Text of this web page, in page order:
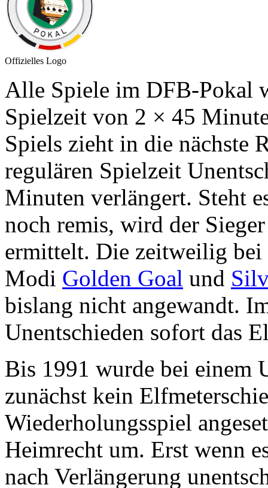
Offizielles Logo
Alle Spiele im DFB-Pokal
Spielzeit von 2 × 45
Spiels zieht in die nächste
regulären Spielzeit
Minuten verlängert. Steht
noch remis, wird der
ermittelt. Die zeitweilig bei
Modi Golden Goal und
bislang nicht angewandt.
Unentschieden sofort das
Bis 1991 wurde bei einem
zunächst kein
Wiederholungsspiel
Heimrecht um. Erst wenn
nach Verlängerung